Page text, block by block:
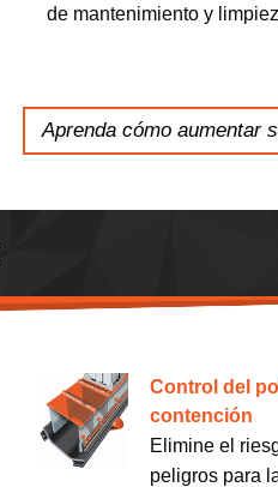
de mantenimiento y
Aprenda cómo aumentar
Control del
contención
Elimine el
peligros para